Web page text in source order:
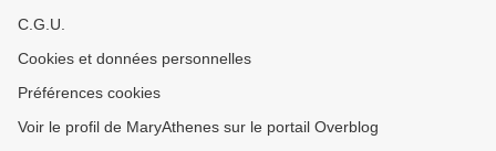
C.G.U.
Cookies et données personnelles
Préférences cookies
Voir le profil de MaryAthenes sur le portail Overblog